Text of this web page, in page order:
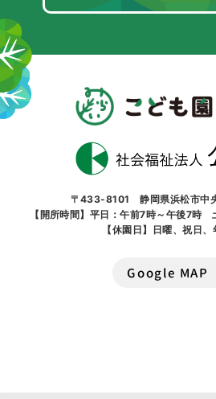
〒433-8101 静岡県浜松市中
【開所時間】平日：午前7時～午後7時
【休園日】日曜、祝日
Google MAP